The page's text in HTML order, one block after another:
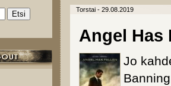
Torstai - 29.08.2019
Angel Has
Jo